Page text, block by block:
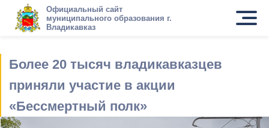
Официальный сайт
муниципального образования г.
Владикавказ
Более 20 тысяч владикавказцев
приняли участие в акции
«Бессмертный полк»